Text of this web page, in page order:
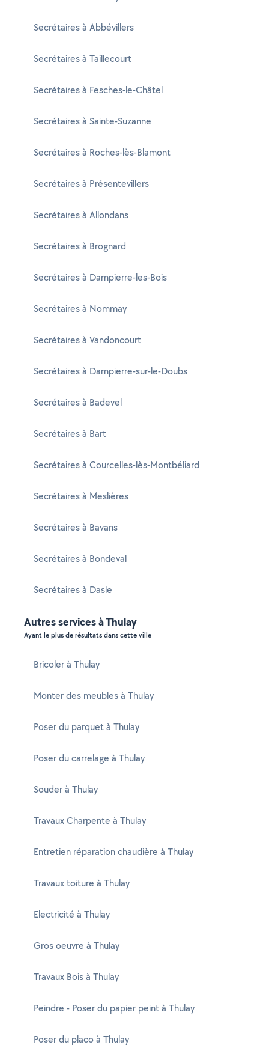
Secrétaires à Abbévillers
Secrétaires à Taillecourt
Secrétaires à Fesches-le-Châtel
Secrétaires à Sainte-Suzanne
Secrétaires à Roches-lès-Blamont
Secrétaires à Présentevillers
Secrétaires à Allondans
Secrétaires à Brognard
Secrétaires à Dampierre-les-Bois
Secrétaires à Nommay
Secrétaires à Vandoncourt
Secrétaires à Dampierre-sur-le-Doubs
Secrétaires à Badevel
Secrétaires à Bart
Secrétaires à Courcelles-lès-Montbéliard
Secrétaires à Meslières
Secrétaires à Bavans
Secrétaires à Bondeval
Secrétaires à Dasle
Autres services à Thulay
Ayant le plus de résultats dans cette ville
Bricoler à Thulay
Monter des meubles à Thulay
Poser du parquet à Thulay
Poser du carrelage à Thulay
Souder à Thulay
Travaux Charpente à Thulay
Entretien réparation chaudière à Thulay
Travaux toiture à Thulay
Electricité à Thulay
Gros oeuvre à Thulay
Travaux Bois à Thulay
Peindre - Poser du papier peint à Thulay
Poser du placo à Thulay